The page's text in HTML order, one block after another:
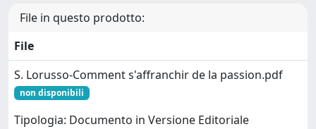
File in questo prodotto:
File
S. Lorusso-Comment s'affranchir de la passion.pdf
non disponibili
Tipologia: Documento in Versione Editoriale